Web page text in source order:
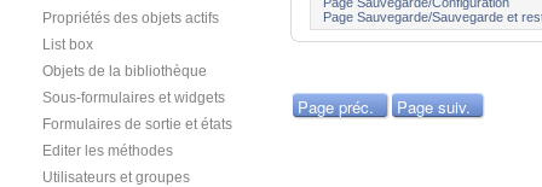
Propriétés des objets actifs
List box
Objets de la bibliothèque
Sous-formulaires et widgets
Formulaires de sortie et états
Editer les méthodes
Utilisateurs et groupes
Page Sauvegarde/Sauvegarde et
Page préc. Page suiv.